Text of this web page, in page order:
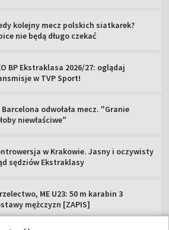
kolejny mecz polskich siatkarek?
nie będą długo czekać
BP Ekstraklasa 2026/27: oglądaj
w TVP Sport!
Barcelona odwołała mecz. "Granie
niewłaściwe"
w Krakowie. Jasny i oczywisty
sędziów Ekstraklasy
ME U23: 50 m karabin 3
mężczyzn [ZAPIS]